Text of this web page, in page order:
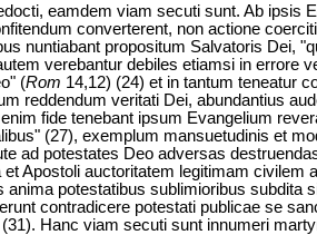
eamdem viam secuti sunt. Ab ipsis
converterent, non actione
nuntiabant propositum Salvatoris Dei,
verebantur debiles etiamsi in errore
(Rom 14,12) (24) et in tantum teneatur
reddendum veritati Dei, abundantius
fide tenebant ipsum Evangelium
(27), exemplum mansuetudinis et
ad potestates Deo adversas
Apostoli auctoritatem legitimam
potestatibus sublimioribus subdita
contradicere potestati publicae se
Hanc viam secuti sunt innumeri